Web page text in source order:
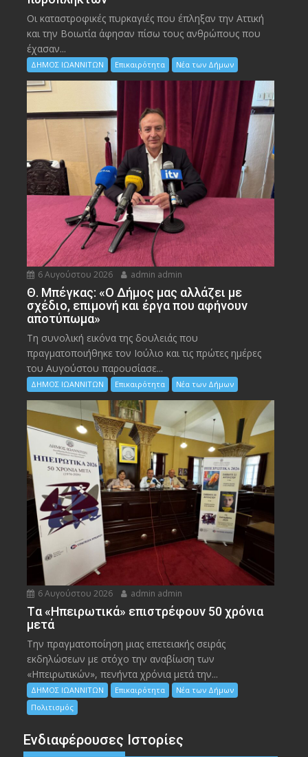
Οι καταστροφικές πυρκαγιές που έπληξαν την Αττική
και την Bοιωτία άφησαν πίσω τους ανθρώπους που
έχασαν...
ΔΗΜΟΣ ΙΩΑΝΝΙΤΩΝ Επικαιρότητα Νέα των Δήμων
6 Αυγούστου 2026 admin admin
Θ. Μπέγκας: «Ο Δήμος μας αλλάζει με
σχέδιο, επιμονή και έργα που αφήνουν
αποτύπωμα»
Τη συνολική εικόνα της δουλειάς που
πραγματοποιήθηκε τον Ιούλιο και τις πρώτες ημέρες
του Αυγούστου παρουσίασε...
ΔΗΜΟΣ ΙΩΑΝΝΙΤΩΝ Επικαιρότητα Νέα των Δήμων
6 Αυγούστου 2026 admin admin
Tα «Ηπειρωτικά» επιστρέφουν 50 χρόνια
μετά
Την πραγματοποίηση μιας επετειακής σειράς
εκδηλώσεων με στόχο την αναβίωση των
«Ηπειρωτικών», πενήντα χρόνια μετά την...
ΔΗΜΟΣ ΙΩΑΝΝΙΤΩΝ Επικαιρότητα
Νέα των Δήμων
Πολιτισμός
Ενδιαφέρουσες Ιστορίες